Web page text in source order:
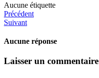
Aucune étiquette
Précédent
Suivant
Aucune réponse
Laisser un commentaire